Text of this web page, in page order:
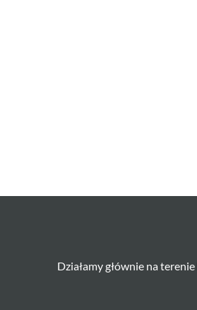
Działamy głównie na terenie